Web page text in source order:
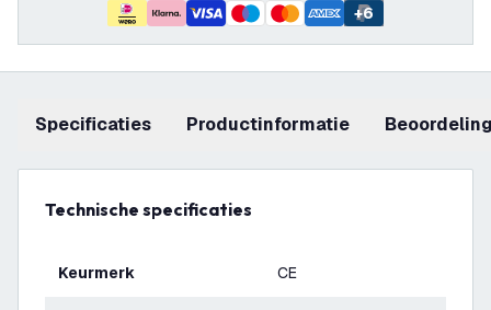
+6
Specificaties productinformatie
Technische specificaties
Keurmerk CE